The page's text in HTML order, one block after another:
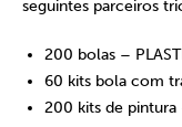
seguintes parceiros
200 bolas –
60 kits bola com
200 kits de pintura